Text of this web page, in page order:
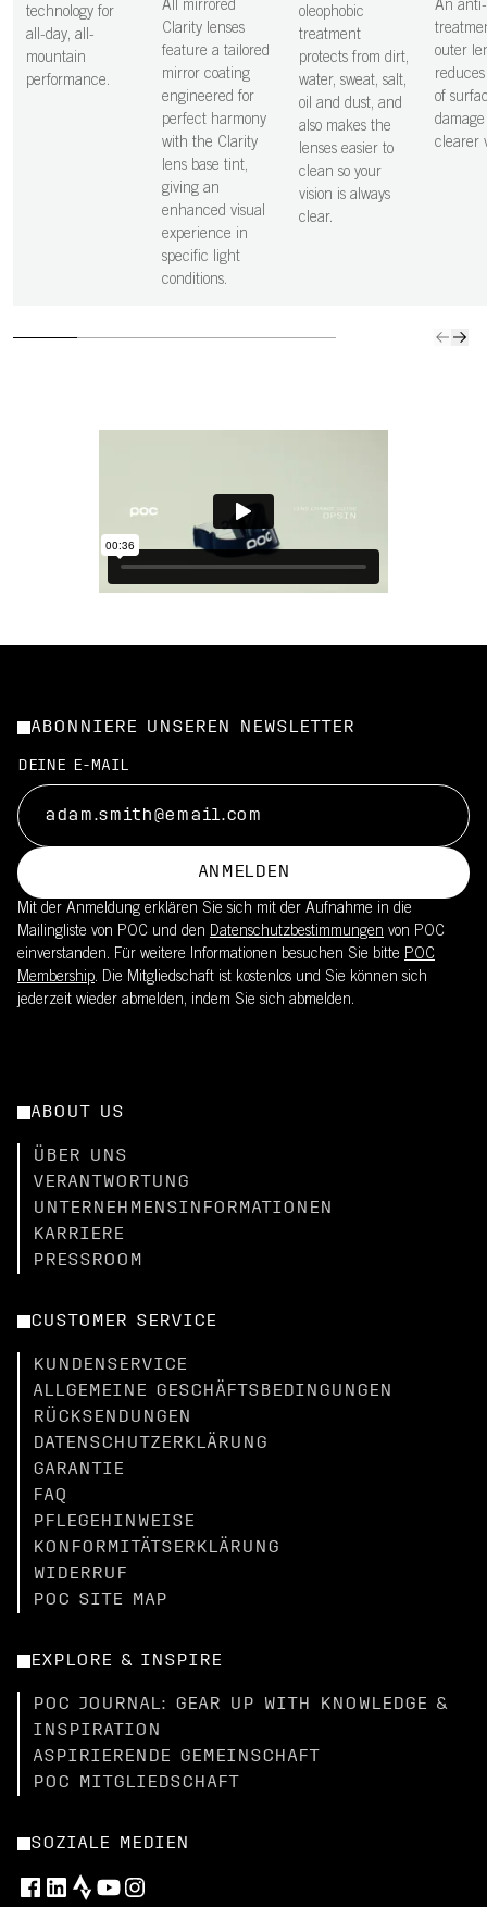
technology for
all-day, all-
mountain
performance.
All mirrored
Clarity lenses
feature a tailored
mirror coating
engineered for
perfect harmony
with the Clarity
lens base tint,
giving an
enhanced visual
experience in
specific light
conditions.
oleophobic
treatment
protects from dirt,
water, sweat, salt,
oil and dust, and
also makes the
lenses easier to
clean so your
vision is always
clear.
An
outer
of
clearer
ABONNIERE UNSEREN NEWSLETTER
DEINE E-MAIL
ANMELDEN
Mit der Anmeldung erklären Sie sich mit der Aufnahme in die
Mailingliste von POC und den Datenschutzbestimmungen von POC
einverstanden. Für weitere Informationen besuchen Sie bitte POC
Membership. Die Mitgliedschaft ist kostenlos und Sie können sich
jederzeit wieder abmelden, indem Sie sich abmelden.
ABOUT US
ÜBER UNS
VERANTWORTUNG
UNTERNEHMENSINFORMATIONEN
KARRIERE
PRESSROOM
CUSTOMER SERVICE
KUNDENSERVICE
ALLGEMEINE GESCHÄFTSBEDINGUNGEN
RÜCKSENDUNGEN
DATENSCHUTZERKLÄRUNG
GARANTIE
FAQ
PFLEGEHINWEISE
KONFORMITÄTSERKLÄRUNG
WIDERRUF
POC SITE MAP
EXPLORE & INSPIRE
POC JOURNAL: GEAR UP WITH KNOWLEDGE &
INSPIRATION
ASPIRIERENDE GEMEINSCHAFT
POC MITGLIEDSCHAFT
SOZIALE MEDIEN